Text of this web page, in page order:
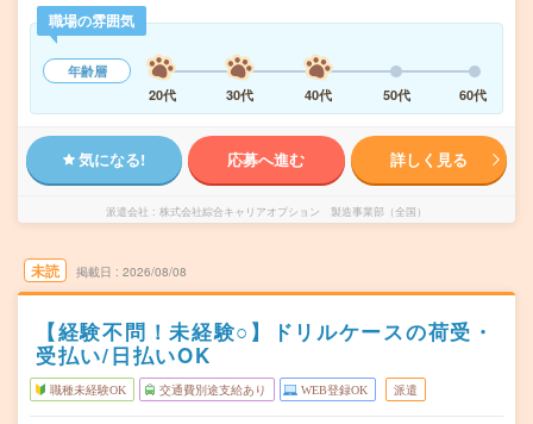
職場の雰囲気
年齢層
20代
30代 40代 50代 60代
気になる! 応募へ進む 詳しく見る
派遣会社 株式会社綜合キャリアオプション 製造事業部（全国）
未読 掲載日 2026/08/08
【経験不問！未経験○】ドリルケースの荷受・
受払い/日払いOK
職種未経験OK 交通費別途支給あり WEB登録OK 派遣